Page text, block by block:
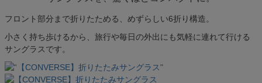
フロント部分まで折りたためる、めずらしい6折り構造。
小さく持ち歩けるから、旅行や毎日の外出にも気軽に連れて行ける
サングラスです。
ゴールド
ホワイト
指定しない